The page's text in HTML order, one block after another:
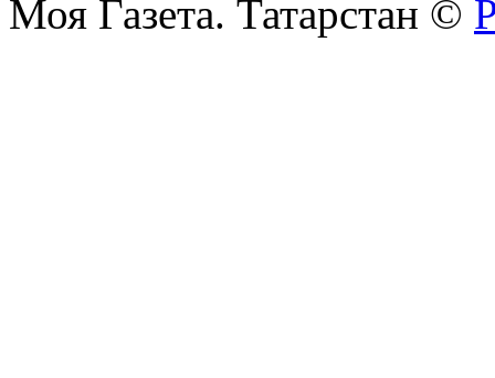
Моя Газета. Татарстан ©